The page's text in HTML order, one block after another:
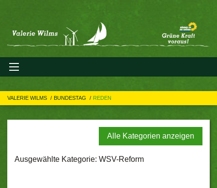
VALERIE WILMS BUNDESTAG REDEN
Alle Kategorien anzeigen
Ausgewählte Kategorie: WSV-Reform